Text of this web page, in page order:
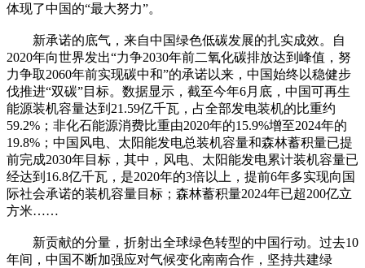
体现了中国的“最大努力”。
新承诺的底气，来自中国绿色低碳发展的扎实成效。自
2020年向世界发出“力争2030年前二氧化碳排放达到峰值，努
力争取2060年前实现碳中和”的承诺以来，中国始终以稳健步
伐推进“双碳”目标。数据显示，截至今年6月底，中国可再生
能源装机容量达到21.59亿千瓦，占全部发电装机的比重约
59.2%；非化石能源消费比重由2020年的15.9%增至2024年的
19.8%；中国风电、太阳能发电总装机容量和森林蓄积量已提
前完成2030年目标，其中，风电、太阳能发电累计装机容量已
经达到16.8亿千瓦，是2020年的3倍以上，提前6年多实现向国
际社会承诺的装机容量目标；森林蓄积量2024年已超200亿立
方米……
新贡献的分量，折射出全球绿色转型的中国行动。过去10
年间，中国不断加强应对气候变化南南合作，坚持共建绿